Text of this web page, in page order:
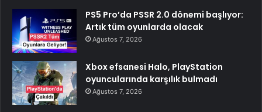
PS5 Pro’da PSSR 2.0 dönemi başlıyor:
Artık tüm oyunlarda olacak
Ağustos 7, 2026
Xbox efsanesi Halo, PlayStation
oyuncularında karşılık bulmadı
Ağustos 7, 2026